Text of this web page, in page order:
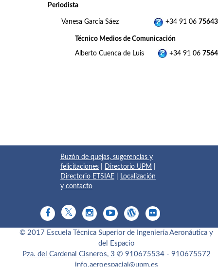
Periodista
Vanesa García Sáez +34 91 06 75643
Técnico Medios de Comunicación
Alberto Cuenca de Luis +34 91 06
Buzón de quejas, sugerencias y
felicitaciones
Directorio UPM
Directorio ETSIAE
Localización
y contacto
© 2017 Escuela Técnica Superior de Ingeniería Aeronáutica y
del Espacio
Pza. del Cardenal Cisneros, 3 ✆ 910675534 - 910675572
info.aeroespacial@upm.es